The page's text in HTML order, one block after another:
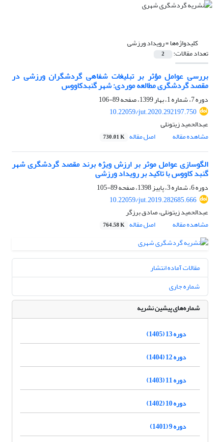
کلیدواژه‌ها =رویداد ورزشی
تعداد مقالات: 2
بررسی عوامل مؤثر بر تبلیغات شفاهی گردشگران ورزشی در
مقصد گردشگری مطالعه موردی: شهر گنبدکاووس
دوره 7، شماره 1، بهار 1399، صفحه
89-106
10.22059/jut.2020.292197.750
عبدالحمید زیتونلی
مشاهده مقاله
اصل مقاله 730.01 K
الگوسازی عوامل موثر بر ارزش ویژه برند مقصد گردشگری شهر
گنبد کاووس با تاکید بر رویداد ورزشی
دوره 6، شماره 3، پاییز 1398، صفحه
89-105
10.22059/jut.2019.282685.666
عبدالحمید زیتونلی، صادق برزگر
مشاهده مقاله
اصل مقاله 764.58 K
مقالات آماده انتشار
شماره جاری
شماره‌های پیشین نشریه
دوره 13 (1405)
دوره 12 (1404)
دوره 11 (1403)
دوره 10 (1402)
دوره 9 (1401)